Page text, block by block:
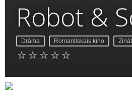
Robot &
Drāma Romantiskais kino